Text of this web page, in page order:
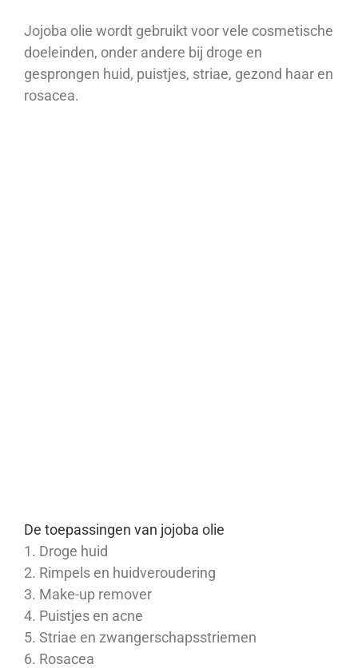
Jojoba olie wordt gebruikt voor vele cosmetische
doeleinden, onder andere bij droge en
gesprongen huid, puistjes, striae, gezond haar en
rosacea.
De toepassingen van jojoba olie
1. Droge huid
2. Rimpels en huidveroudering
3. Make-up remover
4. Puistjes en acne
5. Striae en zwangerschapsstriemen
6. Rosacea